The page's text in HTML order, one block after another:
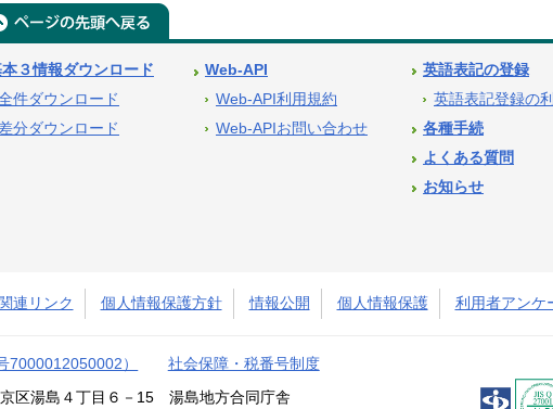
３情報ダウンロード
件ダウンロード
差分ダウンロード
Web-API
Web-API利用規約
Web-APIお問い合わせ
英語表記の登録
英語表記登録の
各種手続
よくある質問
お知らせ
関連リンク 個人情報保護方針 情報公開 個人情報保護 利用者アンケ
7000012050002） 社会保障・税番号制度
区湯島４丁目６－15 湯島地方合同庁舎